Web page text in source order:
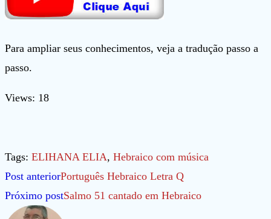
Para ampliar seus conhecimentos, veja a tradução passo a
passo.
Views: 18
Tags: ELIHANA ELIA, Hebraico com música
Leia
mais
artigos
Post anteriorPortuguês Hebraico Letra Q
Próximo postSalmo 51 cantado em Hebraico